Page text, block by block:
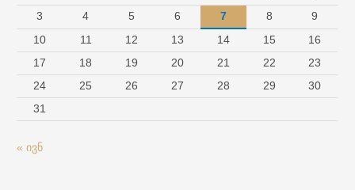
3
4 5 6 7 8
9
10
11 12 13 14 15
16
17
18 19 20 21 22
23
24
25 26 27 28 29
30
31
« ივნ